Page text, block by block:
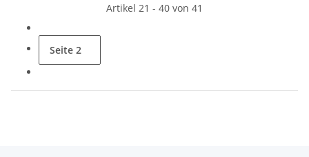
Artikel 21 - 40 von 41
Seite 2